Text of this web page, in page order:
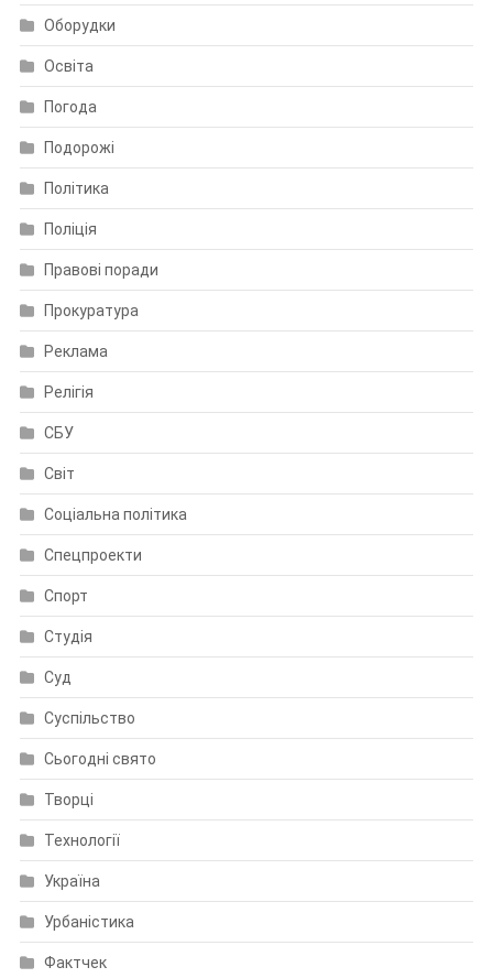
Оборудки
Освіта
Погода
Подорожі
Політика
Поліція
Правові поради
Прокуратура
Реклама
Релігія
СБУ
Світ
Соціальна політика
Спецпроекти
Спорт
Студія
Суд
Суспільство
Сьогодні свято
Творці
Технології
Україна
Урбаністика
Фактчек